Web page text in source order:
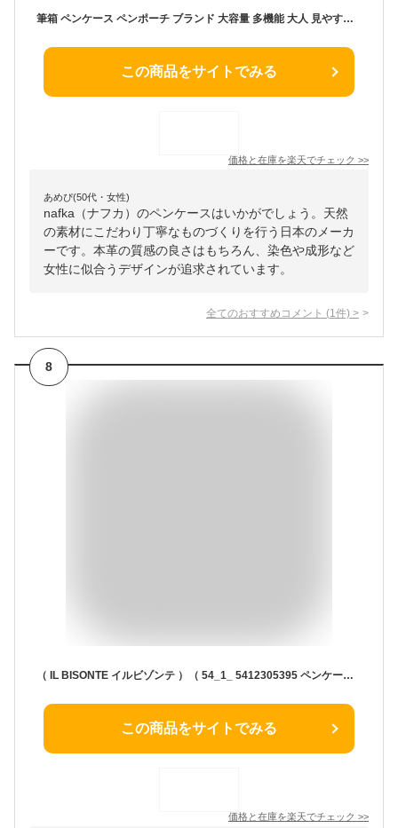
筆箱 ペンケース ペンポーチ ブランド 大容量 多機能 大人 見やすい 自立 レディース nafka ナフカ 本革 牛革 モストロレザー レザー 日本製 コンパクト 革小物 シンプル かわいい おしゃれ nfk-72204 送料無料
この商品をサイトでみる
価格と在庫を楽天でチェック >>
あめぴ(50代・女性)
nafka（ナフカ）のペンケースはいかがでしょう。天然
の素材にこだわり丁寧なものづくりを行う日本のメーカ
ーです。本革の質感の良さはもちろん、染色や成形など
女性に似合うデザインが追求されています。
全てのおすすめコメント (1 件) >
8
（ IL BISONTE イルビゾンテ ）（ 54_1_ 5412305395 ペンケース 筆箱 レザーペンケース 定番 ）イル ビゾンテ コンパクトペンケースIL BISONTE / イル・ビゾンテ / イルビゾンテ（ メンズ レディース ）（ 商品番号 IB-1-05395 ）
この商品をサイトでみる
価格と在庫を楽天でチェック >>